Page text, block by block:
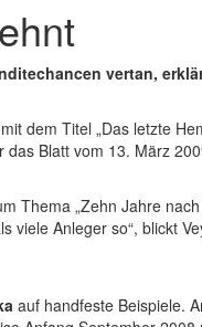
vertan,
mit dem Titel „Das letzte
Blatt vom 13. März
Thema „Zehn Jahre
viele Anleger so“, blickt
auf handfeste Beispiele.